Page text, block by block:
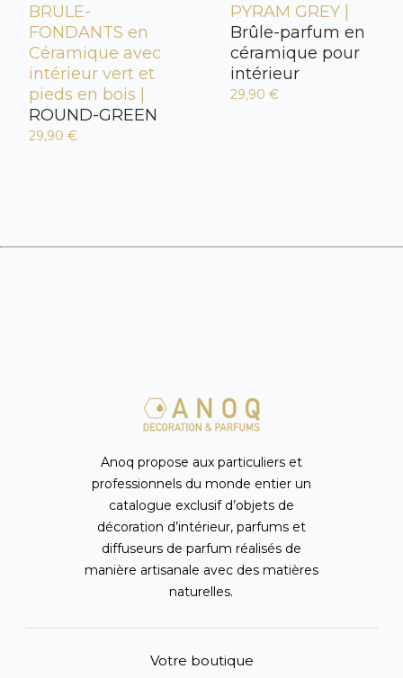
BRULE-
FONDANTS en
Céramique avec
intérieur vert et
pieds en bois |
ROUND-GREEN
29,90 €
PYRAM GREY |
Brûle-parfum en
céramique pour
intérieur
29,90 €
Anoq propose aux particuliers et
professionnels du monde entier un
catalogue exclusif d’objets de
décoration d’intérieur, parfums et
diffuseurs de parfum réalisés de
manière artisanale avec des matières
naturelles.
Votre boutique